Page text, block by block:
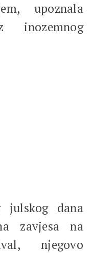
upoznala
inozemnog
julskog dana
zavjesa na
njegovo